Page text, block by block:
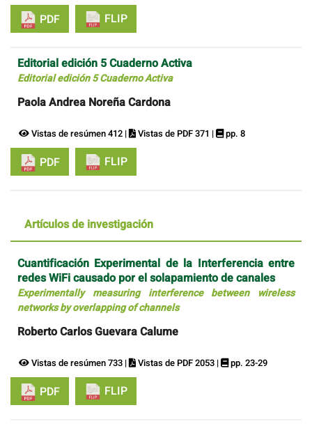
PDF FLIP
Editorial edición 5 Cuaderno Activa
Editorial edición 5 Cuaderno Activa
Paola Andrea Noreña Cardona
Vistas de resúmen 412 | Vistas de PDF 371 | pp. 8
PDF FLIP
Artículos de investigación
Cuantificación Experimental de la Interferencia entre
redes WiFi causado por el solapamiento de canales
Experimentally measuring interference between wireless
networks by overlapping of channels
Roberto Carlos Guevara Calume
Vistas de resúmen 733 | Vistas de PDF 2053 | pp. 23-29
PDF FLIP